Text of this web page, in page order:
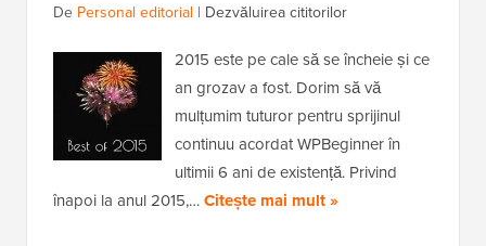
De Personal editorial | Dezvăluirea cititorilor
2015 este pe cale să se încheie și ce
an grozav a fost. Dorim să vă
mulțumim tuturor pentru sprijinul
continuu acordat WPBeginner în
ultimii 6 ani de existență. Privind
înapoi la anul 2015,…Citește mai mult »